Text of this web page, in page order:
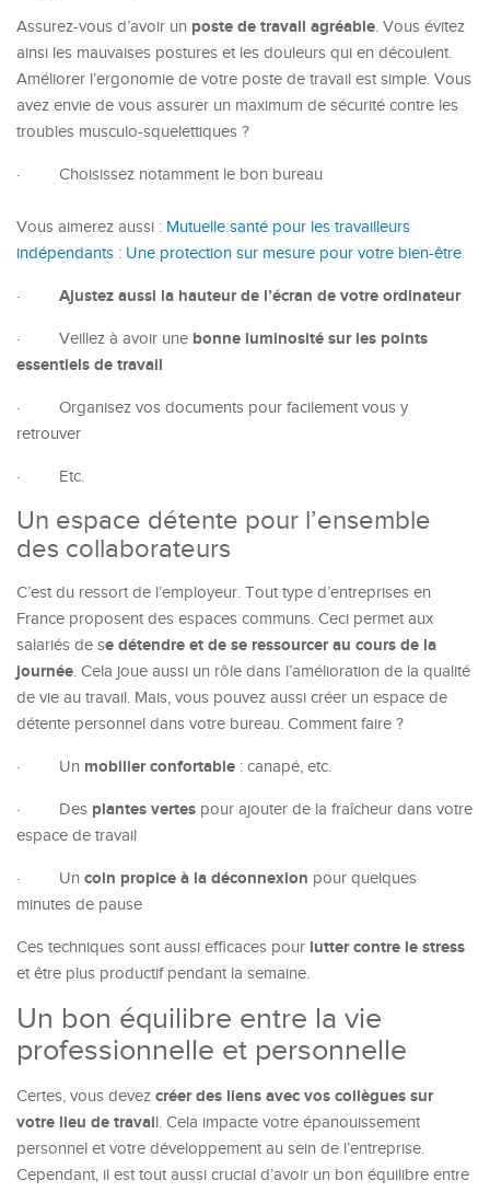
Assurez-vous d’avoir un poste de travail agréable. Vous évitez
ainsi les mauvaises postures et les douleurs qui en découlent.
Améliorer l’ergonomie de votre poste de travail est simple. Vous
avez envie de vous assurer un maximum de sécurité contre les
troubles musculo-squelettiques ?
· Choisissez notamment le bon bureau
Vous aimerez aussi : Mutuelle santé pour les travailleurs
indépendants : Une protection sur mesure pour votre bien-être
· Ajustez aussi la hauteur de l’écran de votre ordinateur
· Veillez à avoir une bonne luminosité sur les points
essentiels de travail
· Organisez vos documents pour facilement vous y
retrouver
· Etc.
Un espace détente pour l’ensemble
des collaborateurs
C’est du ressort de l’employeur. Tout type d’entreprises en
France proposent des espaces communs. Ceci permet aux
salariés de se détendre et de se ressourcer au cours de la
journée. Cela joue aussi un rôle dans l’amélioration de la qualité
de vie au travail. Mais, vous pouvez aussi créer un espace de
détente personnel dans votre bureau. Comment faire ?
· Un mobilier confortable : canapé, etc.
· Des plantes vertes pour ajouter de la fraîcheur dans votre
espace de travail
· Un coin propice à la déconnexion pour quelques
minutes de pause
Ces techniques sont aussi efficaces pour lutter contre le stress
et être plus productif pendant la semaine.
Un bon équilibre entre la vie
professionnelle et personnelle
Certes, vous devez créer des liens avec vos collègues sur
votre lieu de travail. Cela impacte votre épanouissement
personnel et votre développement au sein de l’entreprise.
Cependant, il est tout aussi crucial d’avoir un bon équilibre entre